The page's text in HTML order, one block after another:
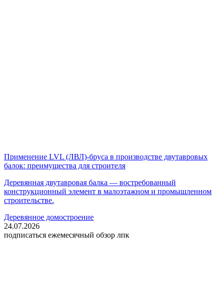
Применение LVL (ЛВЛ)-бруса в производстве двутавровых
балок: преимущества для строителя
Деревянная двутавровая балка — востребованный
конструкционный элемент в малоэтажном и промышленном
строительстве.
Деревянное домостроение
24.07.2026
подписаться ежемесячный обзор лпк